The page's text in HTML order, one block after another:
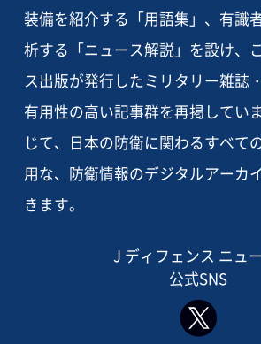
装備を紹介する「用語集」、有識
析する「ニュース解説」を設け、
ス出版が発行したミリタリー雑誌
有用性の高い記事群を再掲してい
じて、日本の防衛に関わるすべて
用な、防衛情報のデジタルアーカ
きます。
J ディフェンス ニュ
公式SNS